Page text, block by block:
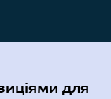
для